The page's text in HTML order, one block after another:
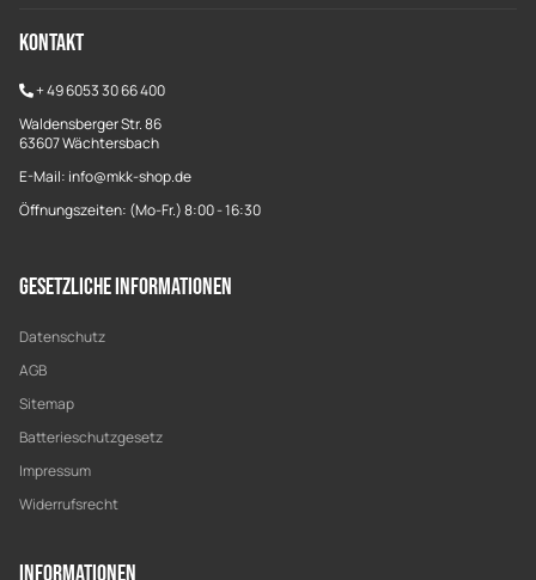
Kontakt
+49 6053 30 66 400
Waldensberger Str. 86
63607 Wächtersbach
E-Mail: info@mkk-shop.de
Öffnungszeiten: (Mo-Fr.) 8:00 - 16:30
Gesetzliche Informationen
Datenschutz
AGB
Sitemap
Batterieschutzgesetz
Impressum
Widerrufsrecht